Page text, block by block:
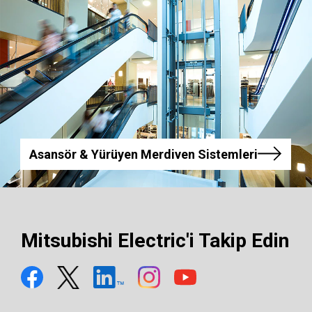
Asansör & Yürüyen Merdiven Sistemleri
Mitsubishi Electric'i Takip Edin